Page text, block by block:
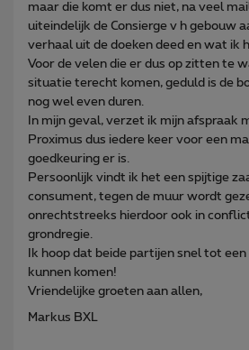
maar die komt er dus niet, na veel
uiteindelijk de Consierge v h gebouw
verhaal uit de doeken deed en wat ik
Voor de velen die er dus op zitten te
situatie terecht komen, geduld is de
nog wel even duren.
In mijn geval, verzet ik mijn afspraak
Proximus dus iedere keer voor een
goedkeuring er is.
Persoonlijk vindt ik het een spijtige
consument, tegen de muur wordt
onrechtstreeks hierdoor ook in
grondregie.
Ik hoop dat beide partijen snel tot
kunnen komen!
Vriendelijke groeten aan allen,
Markus BXL